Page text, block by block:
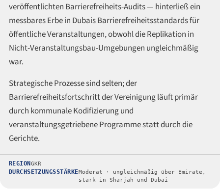
veröffentlichten Barrierefreiheits-Audits — hinterließ ein
messbares Erbe in Dubais Barrierefreiheitsstandards für
öffentliche Veranstaltungen, obwohl die Replikation in
Nicht-Veranstaltungsbau-Umgebungen ungleichmäßig
war.
Strategische Prozesse sind selten; der
Barrierefreiheitsfortschritt der Vereinigung läuft primär
durch kommunale Kodifizierung und
veranstaltungsgetriebene Programme statt durch die
Gerichte.
REGIONGKR
DURCHSETZUNGSSTÄRKEModerat · ungleichmäßig über Emirate,
stark in Sharjah und Dubai